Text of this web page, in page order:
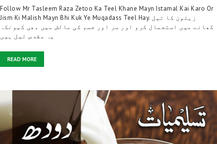
Follow Mr Tasleem Raza Zetoo Ka Teel Khane Mayn Istamal Kai Karo Or
Jism Ki Malish Mayn Bhi Kuk Ye Muqadass Teel Hay. زیتون کا تیل
کھانے میں استعمال کرو اور سر اور جسم کی مالش میں بھی کیونکہ
READ MORE